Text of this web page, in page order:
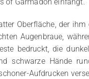
of Garmadon einfängt.
Oberfläche, der ihm
Augenbraue,
bedruckt, die
schwarze Hände
Aufdrucken